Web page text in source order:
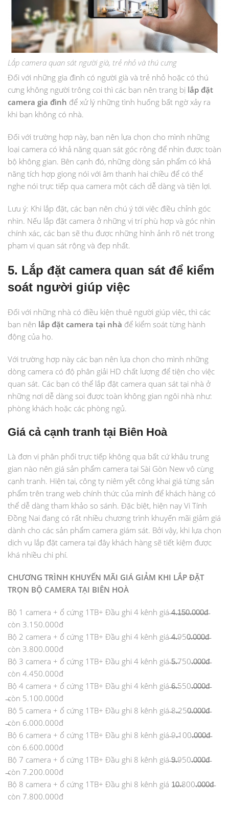
Lắp camera quan sát người già, trẻ nhỏ và thú cưng
Đối với những gia đình có người già và trẻ nhỏ hoặc có thú
cưng không người trông coi thì các bạn nên trang bị lắp đặt
camera gia đình để xử lý những tình huống bất ngờ xảy ra
khi bạn không có nhà.
Đối với trường hợp này, bạn nên lựa chọn cho mình những
loại camera có khả năng quan sát góc rộng để nhìn được toàn
bộ không gian. Bên cạnh đó, những dòng sản phẩm có khả
năng tích hợp giọng nói với âm thanh hai chiều để có thể
nghe nói trực tiếp qua camera một cách dễ dàng và tiện lợi.
Lưu ý: Khi lắp đặt, các bạn nên chú ý tới việc điều chỉnh góc
nhìn. Nếu lắp đặt camera ở những vị trí phù hợp và góc nhìn
chính xác, các bạn sẽ thu được những hình ảnh rõ nét trong
phạm vị quan sát rộng và đẹp nhất.
5. Lắp đặt camera quan sát để kiểm
soát người giúp việc
Đối với những nhà có điều kiện thuê người giúp việc, thì các
bạn nên lắp đặt camera tại nhà để kiểm soát từng hành
động của họ.
Với trường hợp này các bạn nên lựa chọn cho mình những
dòng camera có độ phân giải HD chất lượng để tiện cho việc
quan sát. Các bạn có thể lắp đặt camera quan sát tại nhà ở
những nơi dễ dàng soi được toàn không gian ngôi nhà như:
phòng khách hoặc các phòng ngủ.
Giá cả cạnh tranh tại Biên Hoà
Là đơn vị phân phối trực tiếp không qua bất cứ khâu trung
gian nào nên giá sản phẩm camera tại Sài Gòn New vô cùng
cạnh tranh. Hiện tại, công ty niêm yết công khai giá từng sản
phẩm trên trang web chính thức của mình để khách hàng có
thể dễ dàng tham khảo so sánh. Đặc biệt, hiện nay Vi Tính
Đồng Nai đang có rất nhiều chương trình khuyến mãi giảm giá
dành cho các sản phẩm camera giám sát. Bởi vậy, khi lựa chọn
dịch vụ lắp đặt camera tại đây khách hàng sẽ tiết kiệm được
khá nhiều chi phí.
CHƯƠNG TRÌNH KHUYẾN MÃI GIÁ GIẢM KHI LẮP ĐẶT
TRỌN BỘ CAMERA TẠI BIÊN HOÀ
Bộ 1 camera + ổ cứng 1TB+ Đầu ghi 4 kênh giá ̶4̶̶.̶̶1̶̶5̶̶0̶̶.̶̶0̶̶0̶̶0̶̶đ̶
còn 3.150.000đ
Bộ 2 camera + ổ cứng 1TB+ Đầu ghi 4 kênh giá ̶4̶.̶950̶.̶0̶0̶0̶đ̶
còn 3.800.000đ
Bộ 3 camera + ổ cứng 1TB+ Đầu ghi 4 kênh giá ̶5̶.̶750.̶0̶0̶0̶đ̶
còn 4.450.000đ
Bộ 4 camera + ổ cứng 1TB+ Đầu ghi 4 kênh giá ̶6̶.̶550.̶0̶0̶0̶đ̶
̶còn 5.100.000đ
Bộ 5 camera + ổ cứng 1TB+ Đầu ghi 8 kênh giá ̶8.̶250̶.̶0̶0̶0̶đ̶
̶còn 6.000.000đ
Bộ 6 camera + ổ cứng 1TB+ Đầu ghi 8 kênh giá ̶9.̶100.̶0̶0̶0̶đ̶
còn 6.600.000đ
Bộ 7 camera + ổ cứng 1TB+ Đầu ghi 8 kênh giá ̶9̶.̶950.̶0̶0̶0̶đ̶
̶còn 7.200.000đ
Bộ 8 camera + ổ cứng 1TB+ Đầu ghi 8 kênh giá 1̶0̶.̶800.̶0̶0̶0̶đ̶
còn 7.800.000đ